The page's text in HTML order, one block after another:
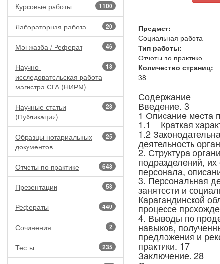
1100
Курсовые работы
20
Лабораторная работа
46
Мәнжазба / Реферат
18
Научно-
исследовательская работа
магистра СГА (НИРМ)
28
Научные статьи
(Публикации)
25
Образцы нотариальных
документов
648
Отчеты по практике
53
Презентации
440
Рефераты
2
Сочинения
235
Тесты
Предмет:
Социальная работа
Тип работы:
Отчеты по практике
Количество страниц:
38
Содержание
Введение. 3
1 Описание места
1.1 Краткая
1.2
деятельность
2. Структура
подразделений,
персонала,
3. Персональная
занятости и
Карагандинской
процессе
4. Выводы по
навыков,
предложения и
практики. 17
Заключение. 28